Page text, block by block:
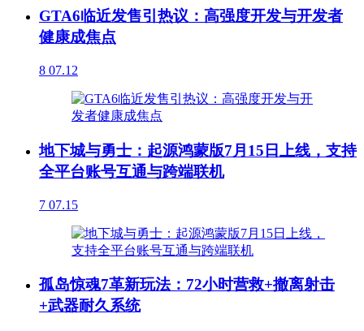
GTA6临近发售引热议：高强度开发与开发者
健康成焦点
8 07.12
地下城与勇士：起源鸿蒙版7月15日上线，支持
全平台账号互通与跨端联机
7 07.15
孤岛惊魂7革新玩法：72小时营救+撤离射击
+武器耐久系统